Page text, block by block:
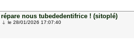
répare nous tubededentifrice ! (sitoplé)
le 28/01/2026 17:07:40